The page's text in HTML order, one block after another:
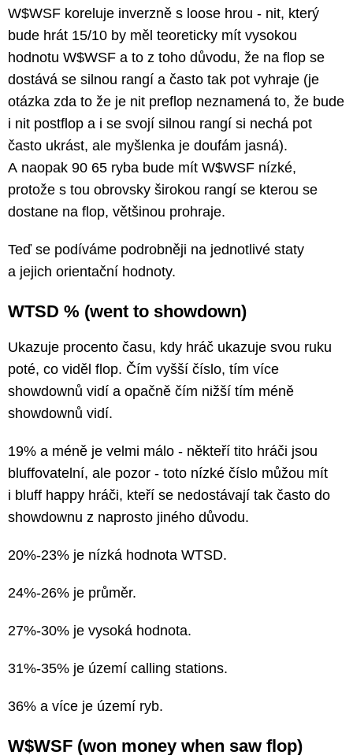
W$WSF koreluje inverzně s loose hrou - nit, který
bude hrát 15/10 by měl teoreticky mít vysokou
hodnotu W$WSF a to z toho důvodu, že na flop se
dostává se silnou rangí a často tak pot vyhraje (je
otázka zda to že je nit preflop neznamená to, že bude
i nit postflop a i se svojí silnou rangí si nechá pot
často ukrást, ale myšlenka je doufám jasná).
A naopak 90 65 ryba bude mít W$WSF nízké,
protože s tou obrovsky širokou rangí se kterou se
dostane na flop, většinou prohraje.
Teď se podíváme podrobněji na jednotlivé staty
a jejich orientační hodnoty.
WTSD % (went to showdown)
Ukazuje procento času, kdy hráč ukazuje svou ruku
poté, co viděl flop. Čím vyšší číslo, tím více
showdownů vidí a opačně čím nižší tím méně
showdownů vidí.
19% a méně je velmi málo - někteří tito hráči jsou
bluffovatelní, ale pozor - toto nízké číslo můžou mít
i bluff happy hráči, kteří se nedostávají tak často do
showdownu z naprosto jiného důvodu.
20%-23% je nízká hodnota WTSD.
24%-26% je průměr.
27%-30% je vysoká hodnota.
31%-35% je území calling stations.
36% a více je území ryb.
W$WSF (won money when saw flop)